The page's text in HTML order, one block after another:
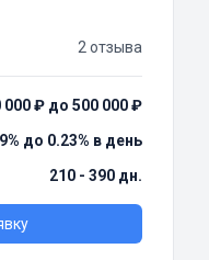
2 отзыва
000 ₽ до 500 000 ₽
до 0.23% в день
210 - 390 дн.